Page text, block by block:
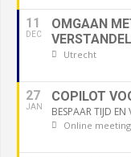
11
DEC
OMGAAN
Utrecht
27
JAN
COPILOT
BESPAAR TIJD
Online meeting